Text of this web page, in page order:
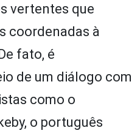
vertentes que
coordenadas à
fato, é
de um diálogo com
como o
o português